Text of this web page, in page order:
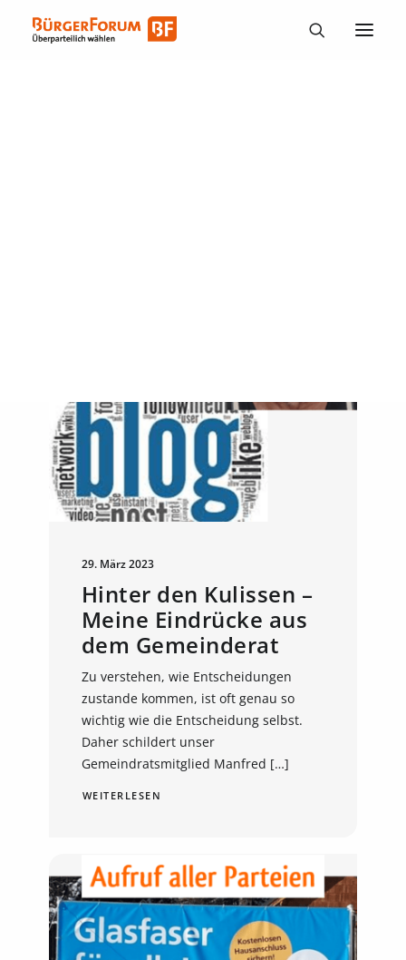
29. März 2023
Hinter den Kulissen –
Meine Eindrücke aus
dem Gemeinderat
Zu verstehen, wie Entscheidungen
zustande kommen, ist oft genau so
wichtig wie die Entscheidung selbst.
Daher schildert unser
Gemeindratsmitglied Manfred […]
WEITERLESEN